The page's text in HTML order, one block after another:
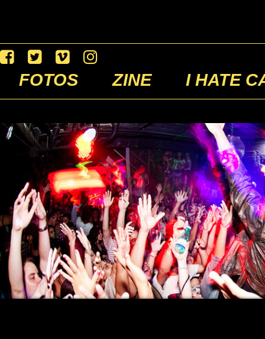
FOTOS ZINE I HATE